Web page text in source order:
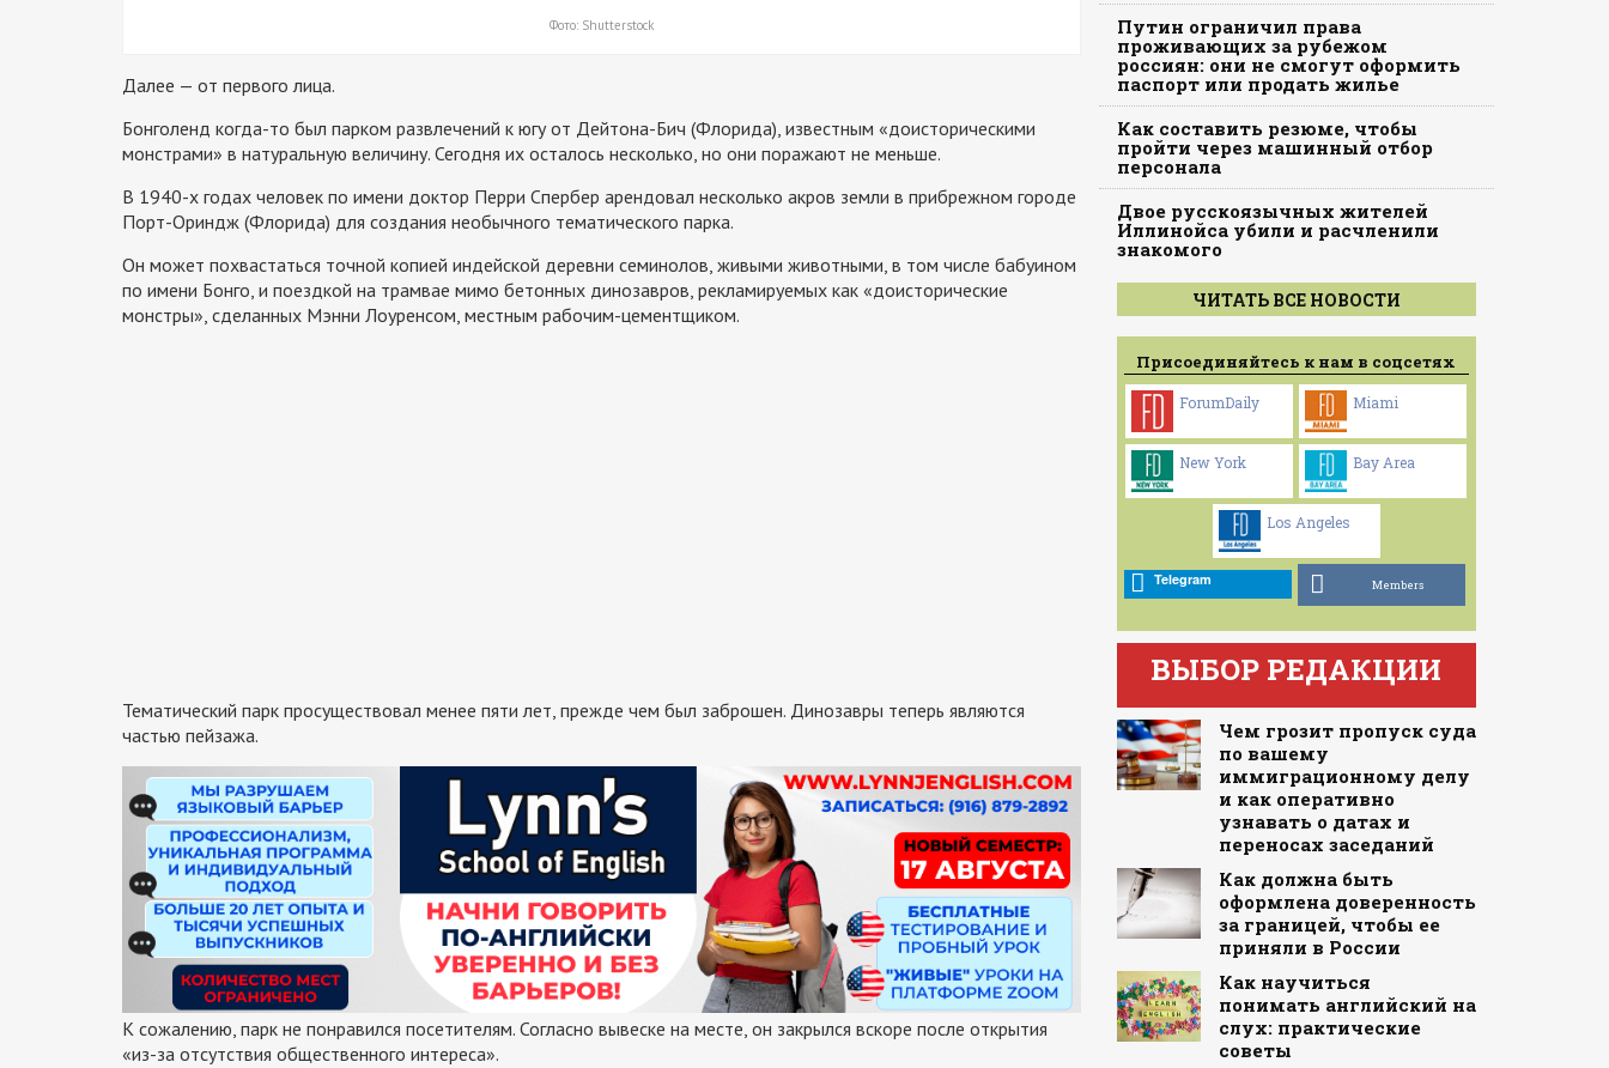
Фото: Shutterstock
Далее — от первого лица.
Бонголенд когда-то был парком развлечений к югу от Дейтона-Бич (Флорида), известным «доисторическими
монстрами» в натуральную величину. Сегодня их осталось несколько, но они поражают не меньше.
В 1940-х годах человек по имени доктор Перри Спербер арендовал несколько акров земли в прибрежном городе
Порт-Ориндж (Флорида) для создания необычного тематического парка.
Он может похвастаться точной копией индейской деревни семинолов, живыми животными, в том числе бабуином
по имени Бонго, и поездкой на трамвае мимо бетонных динозавров, рекламируемых как «доисторические
монстры», сделанных Мэнни Лоуренсом, местным рабочим-цементщиком.
Тематический парк просуществовал менее пяти лет, прежде чем был заброшен. Динозавры теперь являются
частью пейзажа.
К сожалению, парк не понравился посетителям. Согласно вывеске на месте, он закрылся вскоре после открытия
«из-за отсутствия общественного интереса».
Путин ограничил права
проживающих за рубежом
россиян: они не смогут оформить
паспорт или продать жилье
Как составить резюме, чтобы
пройти через машинный отбор
персонала
Двое русскоязычных жителей
Иллинойса убили и расчленили
знакомого
ЧИТАТЬ ВСЕ НОВОСТИ
Присоединяйтесь к нам в соцсетях
ForumDaily Miami
New York Bay Area
Los Angeles
Telegram Members
ВЫБОР РЕДАКЦИИ
Чем грозит пропуск суда
по вашему
иммиграционному делу
и как оперативно
узнавать о датах и
переносах заседаний
Как должна быть
оформлена доверенность
за границей, чтобы ее
приняли в России
Как научиться
понимать английский на
слух: практические
советы